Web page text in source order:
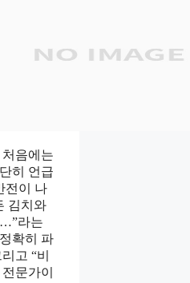
음에는
히 언급
전이 나
김치와
라는
확히 파
고 “비
문가이